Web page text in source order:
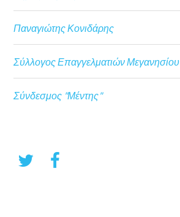
Παναγιώτης Κονιδάρης
Σύλλογος Επαγγελματιών Μεγανησίου
Σύνδεσμος "Μέντης"